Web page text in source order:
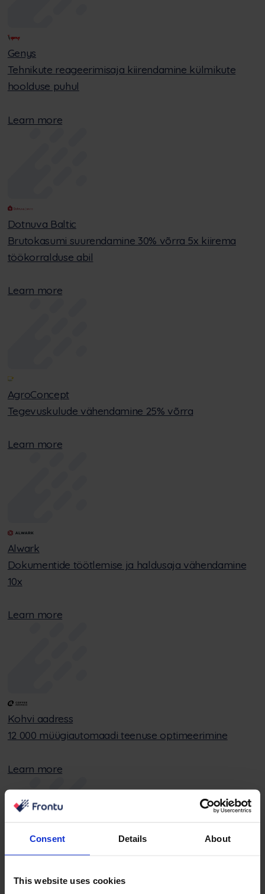
Consent Details About
This website uses cookies
Genys
Tehnikute reageerimisaja kiirendamine külmikute
hoolduse puhul
Learn more
Dotnuva Baltic
Brutokasumi suurendamine 30% võrra 5x kiirema
töökorralduse abil
Learn more
AgroConcept
Tegevuskulude vähendamine 25% võrra
Learn more
Alwark
Dokumentide töötlemise ja haldusaja vähendamine
10x
Learn more
Kohvi aadress
12 000 müügiautomaadi teenuse optimeerimine
Learn more